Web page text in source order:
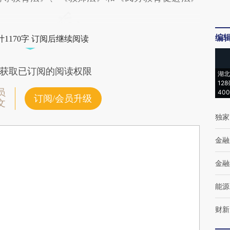
1170字 订阅后继续阅读
取已订阅的阅读权限
订阅/会员升级
编
湖
128
独家
金融
金
能源
财